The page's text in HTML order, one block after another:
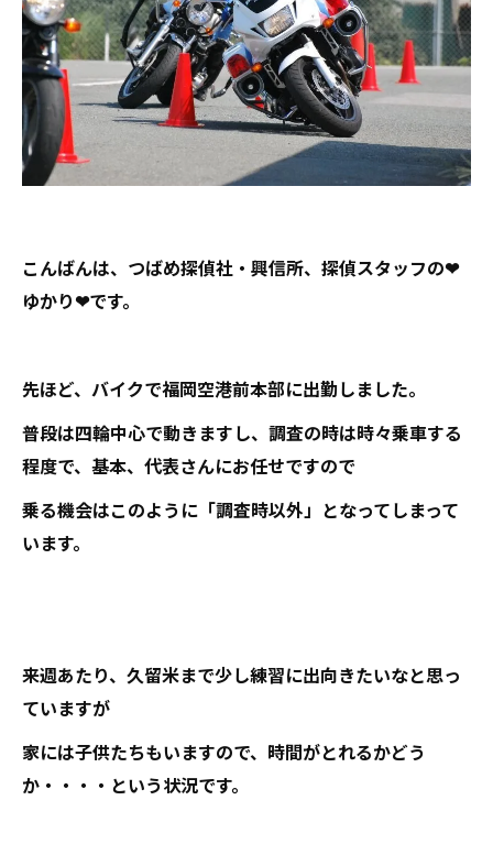
こんばんは、つばめ探偵社・興信所、探偵スタッフの❤
ゆかり❤です。
先ほど、バイクで福岡空港前本部に出勤しました。
普段は四輪中心で動きますし、調査の時は時々乗車する
程度で、基本、代表さんにお任せですので
乗る機会はこのように「調査時以外」となってしまって
います。
来週あたり、久留米まで少し練習に出向きたいなと思っ
ていますが
家には子供たちもいますので、時間がとれるかどう
か・・・・という状況です。